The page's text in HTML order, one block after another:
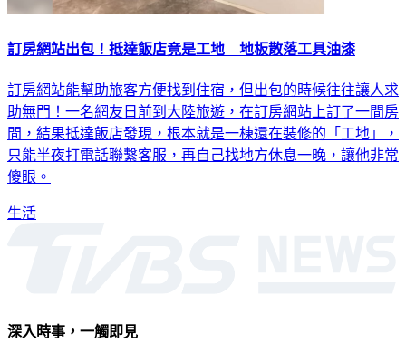
訂房網站出包！抵達飯店竟是工地 地板散落工具油漆
訂房網站能幫助旅客方便找到住宿，但出包的時候往往讓人求
助無門！一名網友日前到大陸旅遊，在訂房網站上訂了一間房
間，結果抵達飯店發現，根本就是一棟還在裝修的「工地」，
只能半夜打電話聯繫客服，再自己找地方休息一晚，讓他非常
傻眼。
生活
深入時事，一觸即見